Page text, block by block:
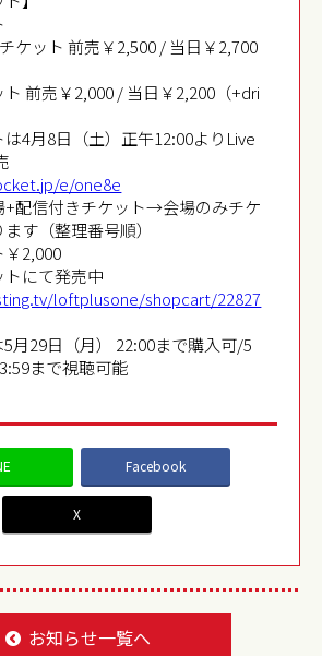
ケット 前売￥2,500 / 当日￥2,700
前売￥2,000 / 当日￥2,200（+dri
4月8日（土）正午12:00よりLive
e/one8e
配信付きチケット→会場のみチケ
す（整理番号順）
2,000
にて発売中
loftplusone/shopcart/22827
月29日（月） 22:00まで購入可/5
まで視聴可能
Facebook
X
お知らせ一覧へ